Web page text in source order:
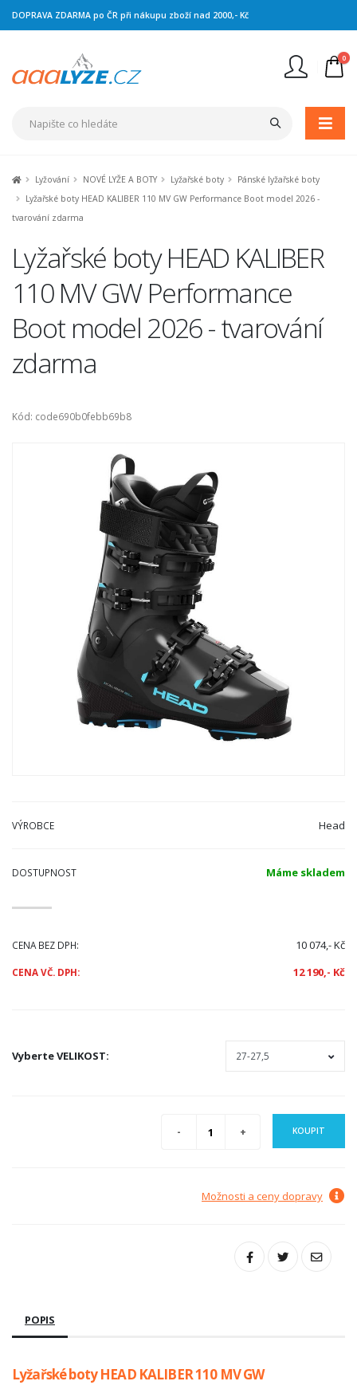
DOPRAVA ZDARMA po ČR při nákupu zboží nad 2000,- Kč
0
Lyžování NOVÉ LYŽE A BOTY Lyžařské boty
Pánské lyžařské boty
Lyžařské boty HEAD KALIBER 110 MV GW Performance Boot model 2026 -
tvarování zdarma
Lyžařské boty HEAD KALIBER
110 MV GW Performance
Boot model 2026 - tvarování
zdarma
Kód: code690b0febb69b8
VÝROBCE Head
DOSTUPNOST Máme skladem
CENA BEZ DPH: 10 074,- Kč
CENA VČ. DPH: 12 190,- Kč
VyberteVELIKOST:
KOUPIT
Možnosti a ceny dopravy
POPIS
Lyžařské boty HEAD KALIBER 110 MV GW